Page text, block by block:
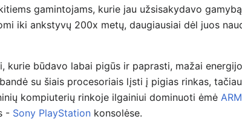
gamintojams, kurie jau užsisakydavo
iki ankstyvų 200x metų, daugiausiai dėl juos
būdavo labai pigūs ir paprasti, mažai
su šiais procesoriais lįsti į pigias rinkas,
kompiuterių rinkoje ilgainiui dominuoti ėmėARM
- Sony PlayStation konsolėse.